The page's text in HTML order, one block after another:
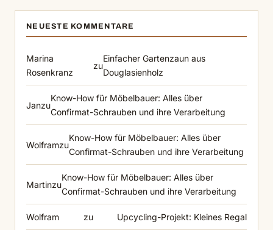
NEUESTE KOMMENTARE
Marina
Rosenkranz
zu
Einfacher Gartenzaun aus
Douglasienholz
Janzu
Know-How für Möbelbauer: Alles über
Confirmat-Schrauben und ihre Verarbeitung
Wolframzu
Know-How für Möbelbauer: Alles über
Confirmat-Schrauben und ihre Verarbeitung
Martinzu
Know-How für Möbelbauer: Alles über
Confirmat-Schrauben und ihre Verarbeitung
Wolfram zu Upcycling-Projekt: Kleines Regal